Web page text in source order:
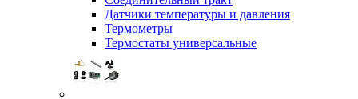
Датчики температуры и давления
Термометры
Термостаты универсальные